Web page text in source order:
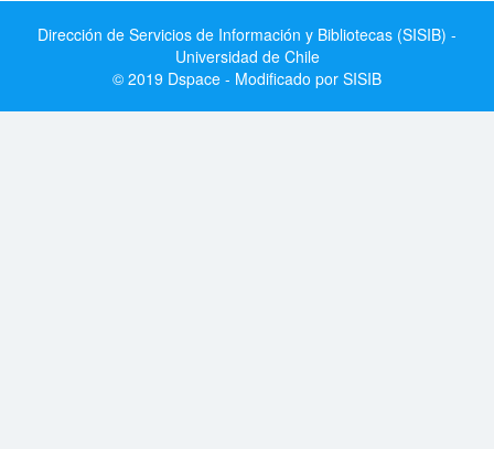
Dirección de Servicios de Información y Bibliotecas (SISIB) -
Universidad de Chile
© 2019 Dspace - Modificado por SISIB